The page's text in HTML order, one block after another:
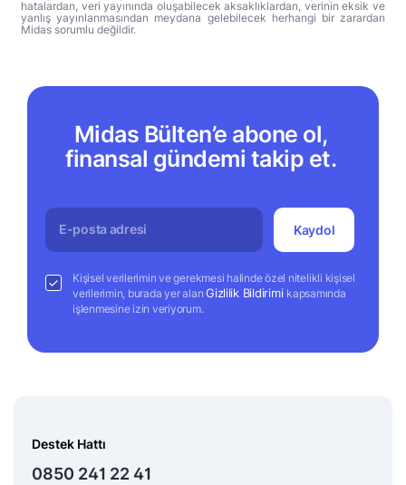
hatalardan, veri yayınında oluşabilecek aksaklıklardan, verinin eksik ve
yanlış yayınlanmasından meydana gelebilecek herhangi bir zarardan
Midas sorumlu değildir.
Midas Bülten’e abone ol,
finansal gündemi takip et.
Kaydol
Kişisel verilerimin ve gerekmesi halinde özel nitelikli kişisel
verilerimin, burada yer alanGizlilik Bildirimi kapsamında
işlenmesine izin veriyorum.
Destek Hattı
0850 241 22 41